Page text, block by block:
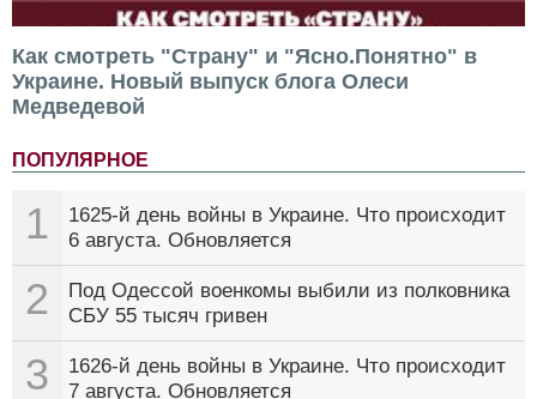
Как смотреть "Страну" и "Ясно.Понятно" в
Украине. Новый выпуск блога Олеси
Медведевой
ПОПУЛЯРНОЕ
1
1625-й день войны в Украине. Что происходит
6 августа. Обновляется
2
Под Одессой военкомы выбили из полковника
СБУ 55 тысяч гривен
3
1626-й день войны в Украине. Что происходит
7 августа. Обновляется